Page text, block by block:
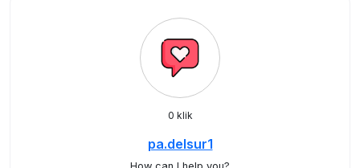
0 klik
pa.delsur1